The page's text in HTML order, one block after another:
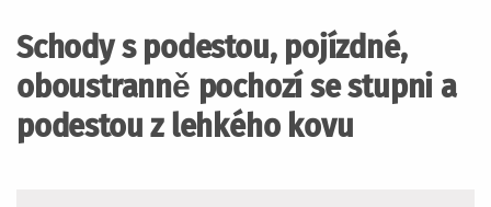
Schody s podestou, pojízdné,
oboustranně pochozí se stupni a
podestou z lehkého kovu
galerie
obrázky